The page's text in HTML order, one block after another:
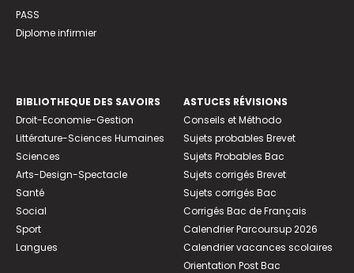
PASS
Diplome infirmier
BIBLIOTHEQUE DES SAVOIRS
Droit-Economie-Gestion
Littérature-Sciences Humaines
Sciences
Arts-Design-Spectacle
Santé
Social
Sport
Langues
ASTUCES RÉVISIONS
Conseils et Méthodo
Sujets probables Brevet
Sujets Probables Bac
Sujets corrigés Brevet
Sujets corrigés Bac
Corrigés Bac de Français
Calendrier Parcoursup 2026
Calendrier vacances scolaires
Orientation Post Bac